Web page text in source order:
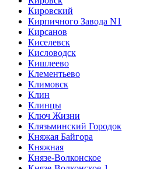
Кировский
Кирпичного Завода N1
Кирсанов
Киселевск
Кисловодск
Кишлеево
Клементьево
Климовск
Клин
Клинцы
Ключ Жизни
Клязьминский Городок
Княжая Байгора
Княжная
Князе-Волконское